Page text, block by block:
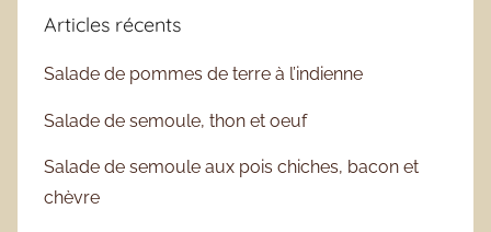
Articles récents
Salade de pommes de terre à l’indienne
Salade de semoule, thon et oeuf
Salade de semoule aux pois chiches, bacon et
chèvre